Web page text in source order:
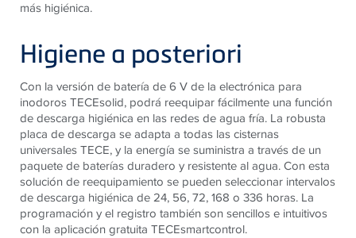
más higiénica.
Higiene a posteriori
Con la versión de batería de 6 V de la electrónica para
inodoros TECEsolid, podrá reequipar fácilmente una función
de descarga higiénica en las redes de agua fría. La robusta
placa de descarga se adapta a todas las cisternas
universales TECE, y la energía se suministra a través de un
paquete de baterías duradero y resistente al agua. Con esta
solución de reequipamiento se pueden seleccionar intervalos
de descarga higiénica de 24, 56, 72, 168 o 336 horas. La
programación y el registro también son sencillos e intuitivos
con la aplicación gratuita TECEsmartcontrol.